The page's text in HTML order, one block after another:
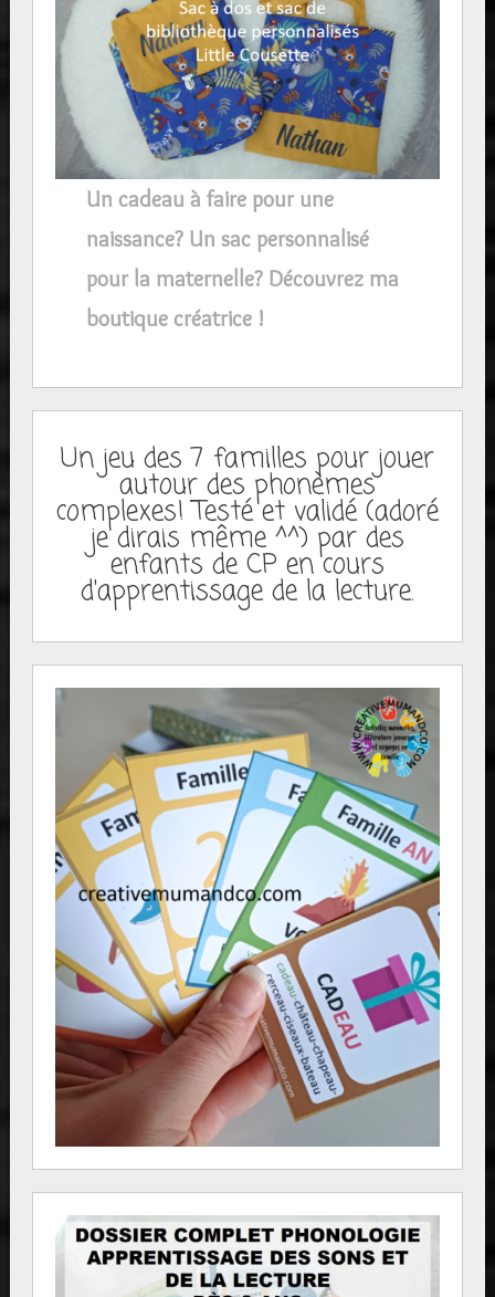
Un cadeau à faire pour une
naissance? Un sac personnalisé
pour la maternelle? Découvrez ma
boutique créatrice !
Un jeu des 7 familles pour jouer
autour des phonèmes
complexes! Testé et validé (adoré
je dirais même ^^) par des
enfants de CP en cours
d'apprentissage de la lecture.